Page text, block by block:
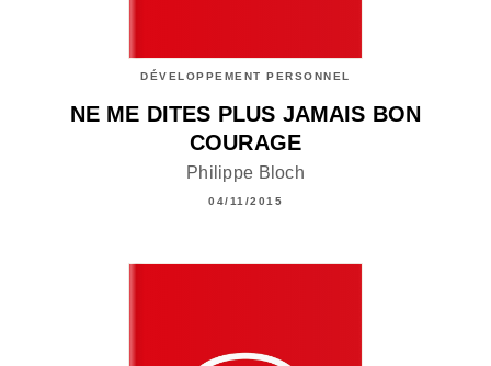
DÉVELOPPEMENT PERSONNEL
NE ME DITES PLUS JAMAIS BON
COURAGE
Philippe Bloch
04/11/2015